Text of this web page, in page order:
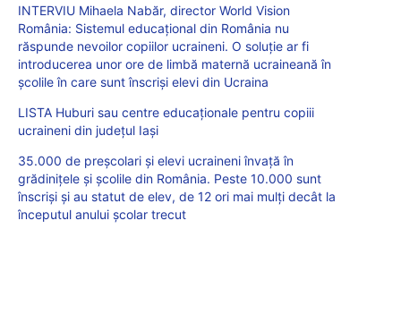
INTERVIU Mihaela Nabăr, director World Vision
România: Sistemul educațional din România nu
răspunde nevoilor copiilor ucraineni. O soluție ar fi
introducerea unor ore de limbă maternă ucraineană în
școlile în care sunt înscriși elevi din Ucraina
LISTA Huburi sau centre educaționale pentru copiii
ucraineni din județul Iași
35.000 de preșcolari și elevi ucraineni învață în
grădinițele și școlile din România. Peste 10.000 sunt
înscriși și au statut de elev, de 12 ori mai mulți decât la
începutul anului școlar trecut